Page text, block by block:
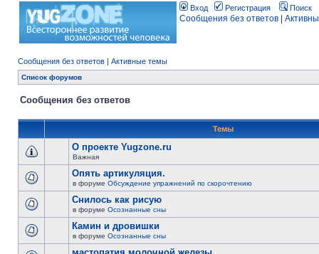
Вход Регистрация Поиск
Сообщения без ответов
Сообщения без ответов | Активные темы
Список форумов
Сообщения без ответов
Темы
О проекте Yugzone.ru
Важная
Опять артикуляция.
в форуме Обсуждение упражнений по скорочтению
Снилось как рисую
в форуме Осознанные сны
Камин и дровишки
в форуме Осознанные сны